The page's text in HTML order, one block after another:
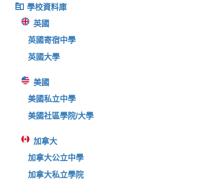
學校資料庫
英國
英國寄宿中學
英國大學
美國
美國私立中學
美國社區學院/大學
加拿大
加拿大公立中學
加拿大私立學院